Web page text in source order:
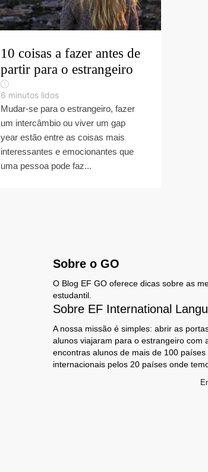
10 coisas a fazer antes de
partir para o estrangeiro
6 minutos lidos
Mudar-se para o estrangeiro, fazer
um intercâmbio ou viver um gap
year estão entre as coisas mais
interessantes e emocionantes que
uma pessoa pode faz...
Sobre o GO
O Blog EF GO oferece dicas sobre as
estudantil.
Sobre EF International
A nossa missão é simples: abrir as
alunos viajaram para o estrangeiro com
encontras alunos de mais de 100
internacionais pelos 20 países onde